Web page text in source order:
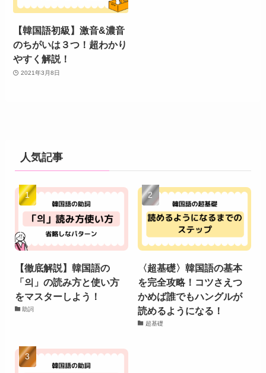
【韓国語初級】激音&濃音
のちがいは３つ！超わかり
やすく解説！
2021年3月8日
人気記事
【徹底解説】韓国語の
「의」の読み方と使い方
をマスターしよう！
助詞
〈超基礎〉韓国語の基本
を完全攻略！コツさえつ
かめば誰でもハングルが
読めるようになる！
超基礎